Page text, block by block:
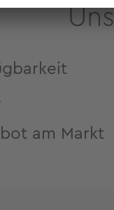
am Markt